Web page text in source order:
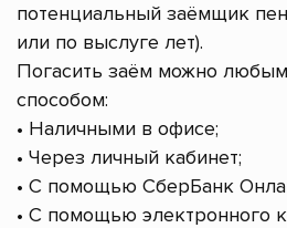
потенциальный заёмщик
или по выслуге лет).
Погасить заём можно
способом:
• Наличными в офисе;
• Через личный кабинет;
• С помощью СберБанк
• С помощью электронного